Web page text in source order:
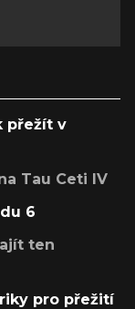
přežít v
Tau Ceti IV
6
ten
pro přežití